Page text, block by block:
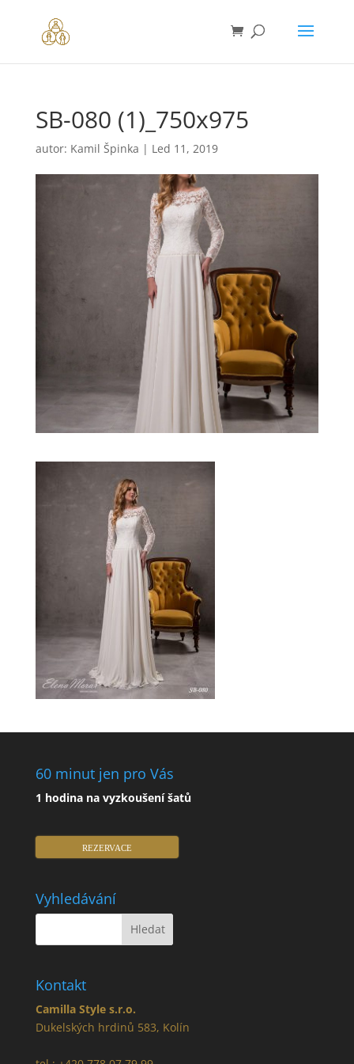
SB-080 (1)_750x975
autor: Kamil Špinka | Led 11, 2019
60 minut jen pro Vás
1 hodina na vyzkoušení šatů
REZERVACE
Vyhledávání
Kontakt
Camilla Style s.r.o.
Dukelských hrdinů 583, Kolín